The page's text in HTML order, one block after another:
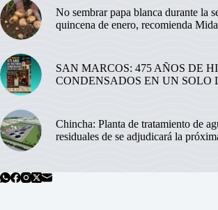
No sembrar papa blanca durante la
quincena de enero, recomienda
SAN MARCOS: 475 AÑOS DE
CONDENSADOS EN UN SOLO
Chincha: Planta de tratamiento de
residuales de se adjudicará la